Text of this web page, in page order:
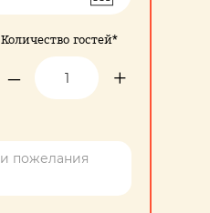
Количество гостей*
– +